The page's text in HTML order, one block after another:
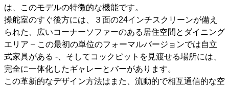
は、このモデルの特徴的な機能です。
操舵室のすぐ後方には、３面の24インチスクリーンが備え
られた、広いコーナーソファーのある居住空間とダイニング
エリア – この最初の単位のフォーマルバージョンでは自立
式家具がある -、そしてコックピットを見渡せる場所には、
完全に一体化したギャレーとバーがあります。
この革新的なデザイン方法はまた、流動的で相互通信的な空